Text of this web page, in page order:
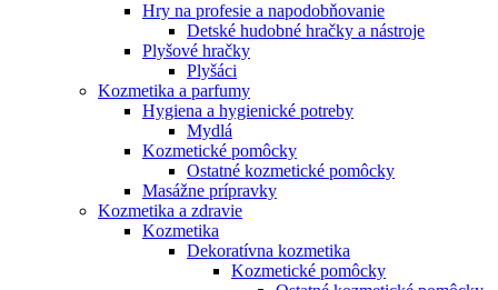
Hry na profesie a napodobňovanie
Detské hudobné hračky a nástroje
Plyšové hračky
Plyšáci
Kozmetika a parfumy
Hygiena a hygienické potreby
Mydlá
Kozmetické pomôcky
Ostatné kozmetické pomôcky
Masážne prípravky
Kozmetika a zdravie
Kozmetika
Dekoratívna kozmetika
Kozmetické pomôcky